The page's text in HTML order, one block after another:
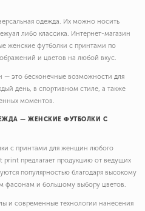
одежда. Их можно носить
либо классика. Интернет-магазин
женские футболки с принтами по
и цветов на любой вкус.
это бесконечные возможности для
день, в спортивном стиле, а также
моментов.
— ЖЕНСКИЕ ФУТБОЛКИ С
с принтами для женщин любого
print предлагает продукцию от ведущих
популярностью благодаря высокому
фасонам и большому выбору цветов.
и современные технологии нанесения